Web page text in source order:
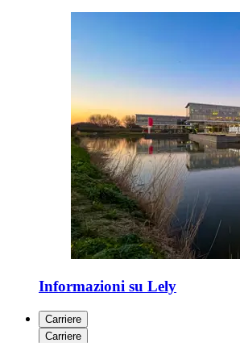
Informazioni su Lely
Carriere
Carriere